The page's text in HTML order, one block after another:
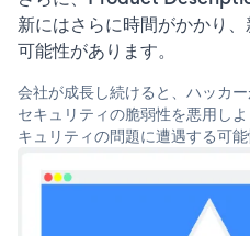
新にはさらに時間がかかり
可能性があります。
会社が成長し続けると、ハッカ
セキュリティの脆弱性を悪用し
キュリティの問題に遭遇する可能